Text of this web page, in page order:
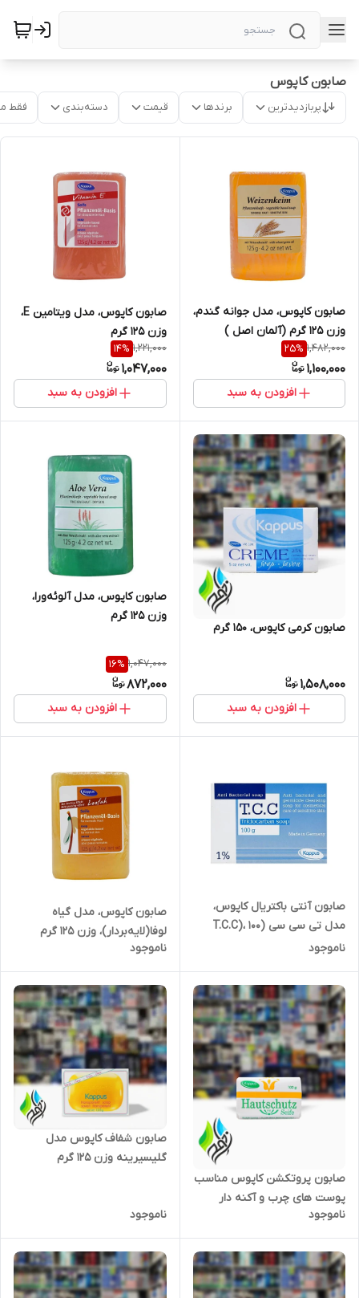
صابون کاپوس
پربازدیدترین برندها قیمت دسته‌بندی فقط
صابون کاپوس، مدل جوانه گندم،
وزن 125 گرم (آلمان اصل )
1,482,000
25%
1,100,000
افزودن به سبد
صابون کاپوس، مدل ویتامین E،
وزن 125 گرم
1,221,000
14%
1,047,000
افزودن به سبد
صابون کرمی کاپوس، 150 گرم
1,508,000
افزودن به سبد
صابون کاپوس، مدل آلوئه‌ورا،
وزن 125 گرم
1,047,000
16%
872,000
افزودن به سبد
صابون آنتی باکتریال کاپوس،
مدل تی سی سی (T.C.C)، 100
گرمی آلمان اصل
ناموجود
صابون کاپوس، مدل گیاه
لوفا(لایه‌بردار)، وزن 125 گرم
(آلمان اصل)
ناموجود
صابون پروتکشن کاپوس مناسب
پوست های چرب و آکنه دار
ناموجود
صابون شفاف کاپوس مدل
گلیسیرینه وزن ۱۲۵ گرم
ناموجود